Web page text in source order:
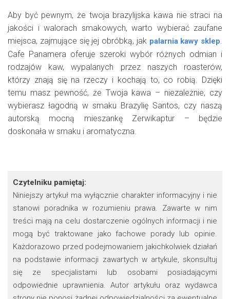
Aby być pewnym, że twoja brazylijska kawa nie straci na
jakości i walorach smakowych, warto wybierać zaufane
miejsca, zajmujące się jej obróbką, jak palarnia kawy sklep.
Cafe Panamera oferuje szeroki wybór różnych odmian i
rodzajów kaw, wypalanych przez naszych roasterów,
którzy znają się na rzeczy i kochają to, co robią. Dzięki
temu masz pewność, że Twoja kawa – niezależnie, czy
wybierasz łagodną w smaku Brazylię Santos, czy naszą
autorską mocną mieszankę Zerwikaptur – będzie
doskonała w smaku i aromatyczna.
Czytelniku pamiętaj:
Niniejszy artykuł ma wyłącznie charakter informacyjny i nie
stanowi poradnika w rozumieniu prawa. Zawarte w nim
treści mają na celu dostarczenie ogólnych informacji i nie
mogą być traktowane jako fachowe porady lub opinie.
Każdorazowo przed podejmowaniem jakichkolwiek działań
na podstawie informacji zawartych w artykule, skonsultuj
się ze specjalistami lub osobami posiadającymi
odpowiednie uprawnienia. Autor artykułu oraz wydawca